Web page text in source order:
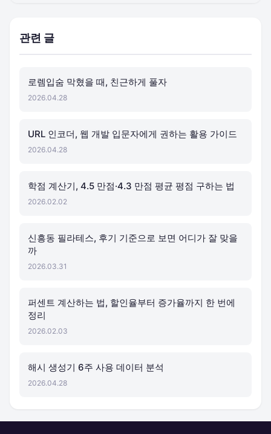
관련 글
로렘입숨 막혔을 때, 친근하게 풀자
2026.04.28
URL 인코더, 웹 개발 입문자에게 권하는 활용 가이드
2026.04.28
학점 계산기, 4.5 만점·4.3 만점 평균 평점 구하는 법
2026.02.02
신흥동 필라테스, 후기 기준으로 보면 어디가 잘 맞을
까
2026.03.31
퍼센트 계산하는 법, 할인율부터 증가율까지 한 번에
정리
2026.02.03
해시 생성기 6주 사용 데이터 분석
2026.04.28